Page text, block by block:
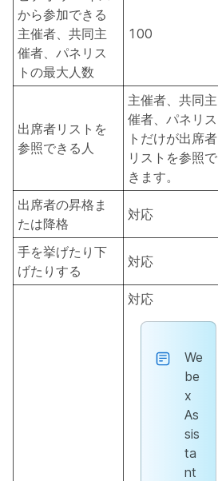
から参加できる
主催者、共同主
催者、パネリス
トの最大人数
100
出席者リストを
参照できる人
主催者、共同主
催者、パネリス
トだけが出席者
リストを参照で
きます。
出席者の昇格ま
たは降格
対応
手を挙げたり下
げたりする
対応
対応
We
be
x
As
sis
ta
nt